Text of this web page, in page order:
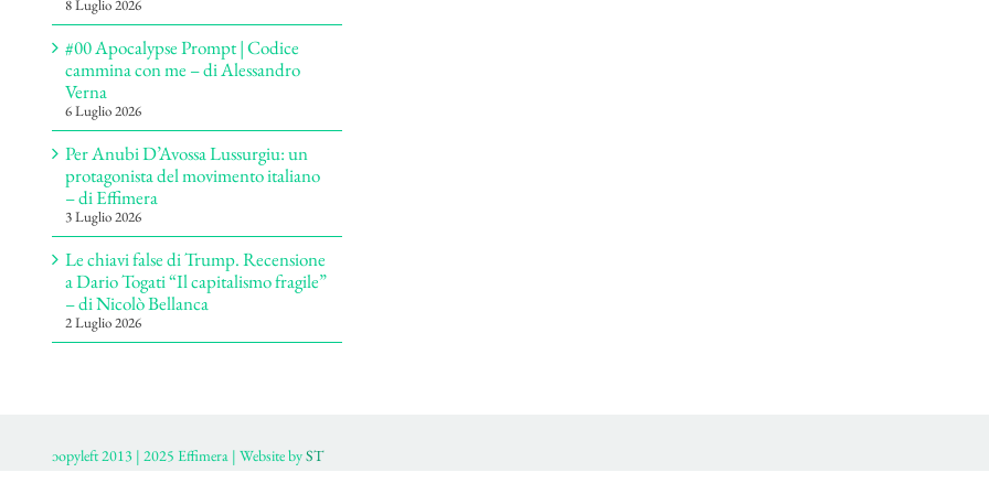
8 Luglio 2026
#00 Apocalypse Prompt | Codice
cammina con me – di Alessandro
Verna
6 Luglio 2026
Per Anubi D’Avossa Lussurgiu: un
protagonista del movimento italiano
– di Effimera
3 Luglio 2026
Le chiavi false di Trump. Recensione
a Dario Togati “Il capitalismo fragile”
– di Nicolò Bellanca
2 Luglio 2026
ɔopyleft 2013 | 2025 Effimera | Website byST